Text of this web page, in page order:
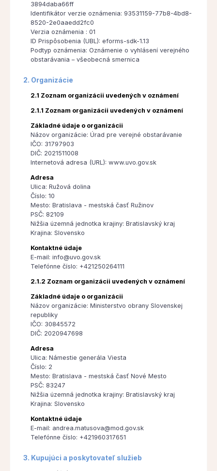
3894daba66ff
Identifikátor verzie oznámenia: 93531159-77b8-4bd8-
8520-2e0aaedd2fc0
Verzia oznámenia : 01
ID Prispôsobenia (UBL): eforms-sdk-1.13
Podtyp oznámenia: Oznámenie o vyhlásení verejného
obstarávania – všeobecná smernica
2. Organizácie
2.1 Zoznam organizácii uvedených v oznámení
2.1.1 Zoznam organizácii uvedených v oznámení
Základné údaje o organizácii
Názov organizácie: Úrad pre verejné obstarávanie
IČO: 31797903
DIČ: 2021511008
Internetová adresa (URL): www.uvo.gov.sk
Adresa
Ulica: Ružová dolina
Číslo: 10
Mesto: Bratislava - mestská časť Ružinov
PSČ: 82109
Nižšia územná jednotka krajiny: Bratislavský kraj
Krajina: Slovensko
Kontaktné údaje
E-mail: info@uvo.gov.sk
Telefónne číslo: +421250264111
2.1.2 Zoznam organizácii uvedených v oznámení
Základné údaje o organizácii
Názov organizácie: Ministerstvo obrany Slovenskej
republiky
IČO: 30845572
DIČ: 2020947698
Adresa
Ulica: Námestie generála Viesta
Číslo: 2
Mesto: Bratislava - mestská časť Nové Mesto
PSČ: 83247
Nižšia územná jednotka krajiny: Bratislavský kraj
Krajina: Slovensko
Kontaktné údaje
E-mail: andrea.matusova@mod.gov.sk
Telefónne číslo: +421960317651
3. Kupujúci a poskytovateľ služieb